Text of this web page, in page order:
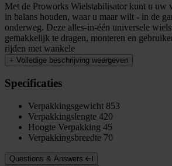
Met de Proworks Wielstabilisator kunt u uw
in balans houden, waar u maar wilt - in de
onderweg. Deze alles-in-één universele
gemakkelijk te dragen, monteren en
rijden met wankele
+ Volledige beschrijving weergeven
Specificaties
Verpakkingsgewicht 853
Verpakkingslengte 420
Hoogte Verpakking 45
Verpakkingsbreedte 70
Questions & Answers